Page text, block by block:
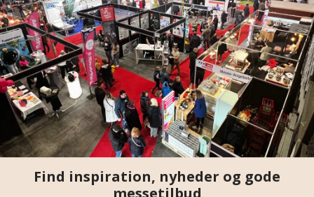
Find inspiration, nyheder og gode
messetilbud